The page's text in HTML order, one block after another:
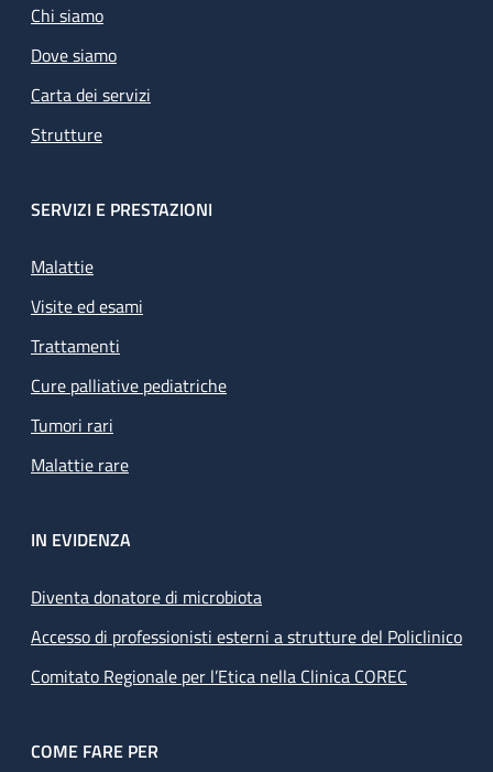
Chi siamo
Dove siamo
Carta dei servizi
Strutture
SERVIZI E PRESTAZIONI
Malattie
Visite ed esami
Trattamenti
Cure palliative pediatriche
Tumori rari
Malattie rare
IN EVIDENZA
Diventa donatore di microbiota
Accesso di professionisti esterni a strutture del Policlinico
Comitato Regionale per l’Etica nella Clinica COREC
COME FARE PER